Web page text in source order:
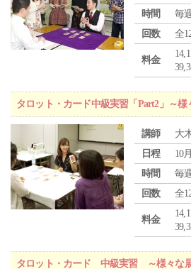
時間
毎
回数
全
料金
タロット・カード中級実習「Part2」～
講師
大
日程
10
時間
毎
回数
全
料金
タロット・カード 中級実習 ～様々な